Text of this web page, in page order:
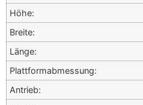
Höhe:
Breite:
Länge:
Plattformabmessung:
Antrieb: